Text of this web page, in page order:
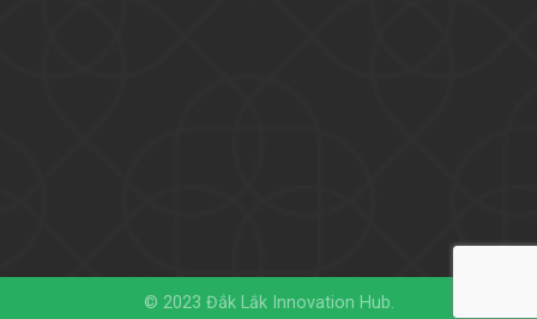
© 2023 Đắk Lắk Innovation Hub.